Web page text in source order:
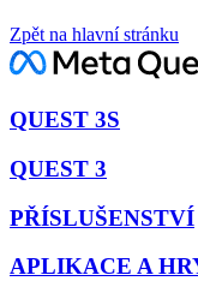
Zpět na hlavní stránku
QUEST 3S
QUEST 3
PŘÍSLUŠENSTVÍ
APLIKACE A